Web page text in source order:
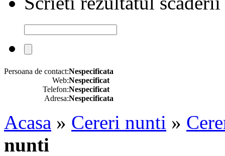
Persoana de contact:Nespecificata
Web:Nespecificat
Telefon:Nespecificat
Adresa:Nespecificata
Acasa » Cereri nunti »
nunti